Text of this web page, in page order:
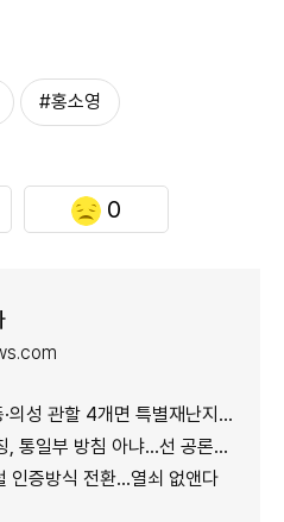
#홍소영
0
관할 4개면 특별재난지역 선포
부 방침 아냐...선 공론화 먼저"
인증방식 전환…열쇠 없앤다